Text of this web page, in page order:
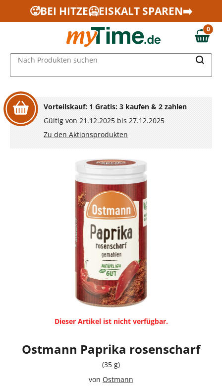
Zum Hauptinhalt springen
Zur Navigation springen
Zur Suche springen
🥵BEI HITZE🥶EISKALT SPAREN➡️
0,00 €
0
Nach Produkten suchen
Vorteilskauf: 1 Gratis: 3 kaufen & 2 zahlen
Gültig von 21.12.2025 bis 27.12.2025
Zu den Aktionsprodukten
Dieser Artikel ist nicht verfügbar.
Ostmann Paprika rosenscharf
(35 g)
von Ostmann